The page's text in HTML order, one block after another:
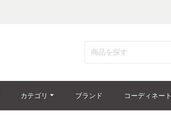
カテゴリ ブランド コーディネート